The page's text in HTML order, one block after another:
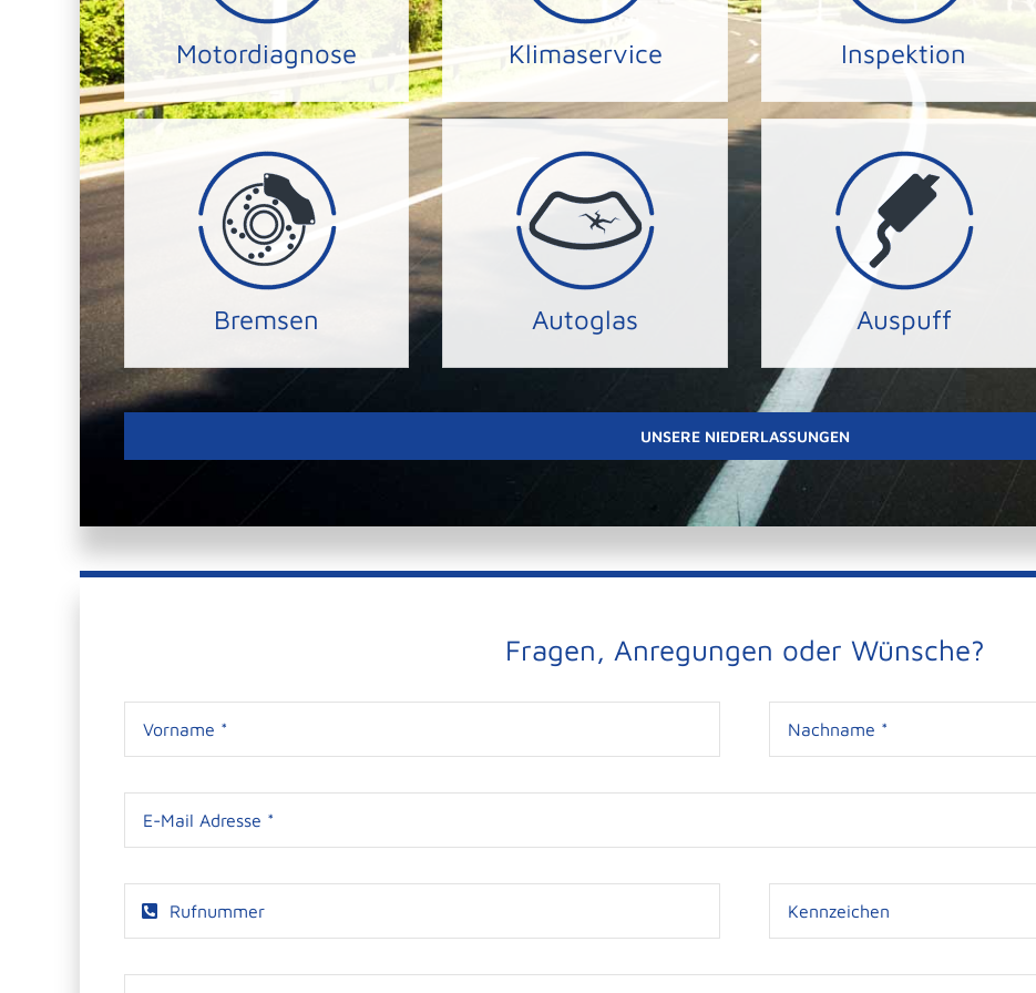
Motordiagnose
MOTORDIAGNOSE
Wir lesen Ihr Fahrzeug
Klimaservice
KLIMA-SERVICE
Ihnen ist es im Winter zu kalt
Inspektion
INSPEKTION
Wir kümmern uns um Ihr
Bremsen
BREMSEN-SERVICE
Ihre Sicherheit liegt UNS am
Herzen! Bitte schützen Sie
sich und andere und kommen
zum Bremsen-Service.
Autoglas
AUTOGLAS
Ein Steinschlag kann schnell
und kostengünstig repariert
werden. Bei UNS haben Sie
immer klare Sicht.
Auspuff
AUSPUFF-SERVICE
Schützen Sie sich und Ihre
Umwelt mit einem
funktionierenden Auspuff.
JETZT Termin vereinbaren.
UNSERE NIEDERLASSUNGEN
Fragen, Anregungen oder Wünsche?